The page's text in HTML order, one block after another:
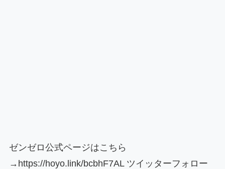
ゼンゼロ公式ページはこちら
→https://hoyo.link/bcbhF7AL ツイッターフォロー